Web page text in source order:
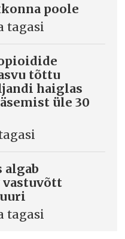
poole
tagasi
tõttu
haiglas
üle 30
algab
vastuvõtt
tagasi